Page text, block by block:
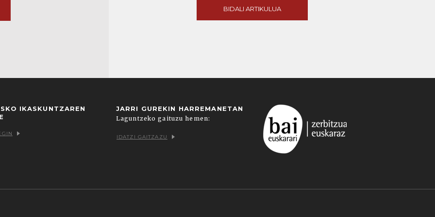
BIDALI ARTIKULUA
IKASKUNTZAREN
JARRI GUREKIN HARREMANETAN
Laguntzeko gaituzu hemen:
IDATZI GAITZAZU